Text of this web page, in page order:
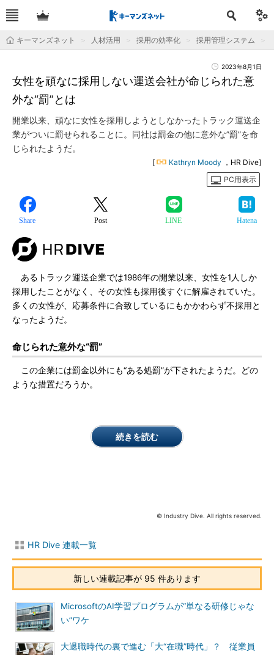
キーマンズネット 人材活用 採用の効率化 採用管理システム
2023年8月1日
女性を頑なに採用しない運送会社が命じられた意
外な“罰”とは
開業以来、頑なに女性を採用しようとしなかったトラック運送企
業がついに罰せられることに。同社は罰金の他に意外な”罰”を命
じられたようだ。
[ Kathryn Moody ，HR Dive]
PC用表示
Share Post LINE Hatena
あるトラック運送企業では1986年の開業以来、女性を1人しか
採用したことがなく、その女性も採用後すぐに解雇されていた。
多くの女性が、応募条件に合致しているにもかかわらず不採用と
なったようだ。
命じられた意外な“罰”
この企業には罰金以外にも“ある処罰”が下されたようだ。どの
ような措置だろうか。
続きを読む
© Industry Dive. All rights reserved.
HR Dive 連載一覧
新しい連載記事が 95 件あります
MicrosoftのAI学習プログラムが“単なる研修じゃな
い”ワケ
大退職時代の裏で進む「大“在職”時代」？ 従業員